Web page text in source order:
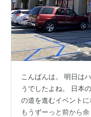
こんばんは。 明日は
うでしたよね。 日本
の道を進むイベント
もうずーっと前から